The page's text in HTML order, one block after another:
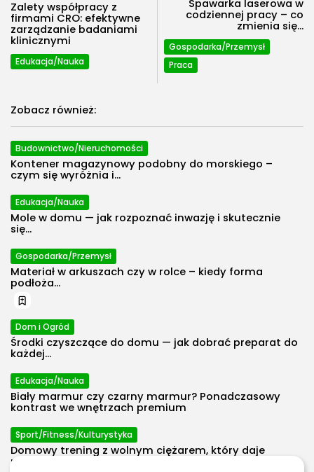
2026 Polecosystem - Wszelkie prawa
zastrzeżone. Treści zawarte na stronie
chronione są prawem autorskim.
Zalety współpracy z
firmami CRO: efektywne
zarządzanie badaniami
klinicznymi
Edukacja/Nauka
Spawarka laserowa w
codziennej pracy – co
zmienia się...
Gospodarka/Przemysł
Praca
Zobacz również:
Budownictwo/Nieruchomości
Kontener magazynowy podobny do morskiego –
czym się wyróżnia i...
Edukacja/Nauka
Mole w domu — jak rozpoznać inwazję i skutecznie
się...
Gospodarka/Przemysł
Materiał w arkuszach czy w rolce – kiedy forma
podłoża...
Dom i Ogród
Środki czyszczące do domu — jak dobrać preparat do
każdej...
Edukacja/Nauka
Biały marmur czy czarny marmur? Ponadczasowy
kontrast we wnętrzach premium
Sport/Fitness/Kulturystyka
Domowy trening z wolnym ciężarem, który daje
progres bez przeładowania...